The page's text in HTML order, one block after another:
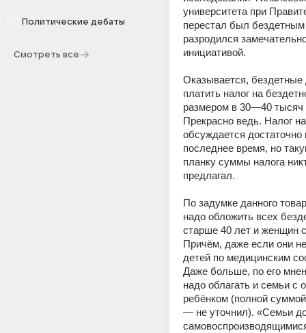
Политические дебаты
Смотреть все
университета при
перестал был бездетным
разродился
инициативой.
Оказывается,
платить налог на
размером в 30—40 тысяч
Прекрасно ведь. Налог
обсуждается достаточно
последнее время, но
планку суммы налога
предлагал.
По задумке данного
надо обложить всех
старше 40 лет и женщин
Причём, даже если они
детей по медицинским
Даже больше, по его
надо облагать и семьи с
ребёнком (полной
— не уточнил). «Семьи